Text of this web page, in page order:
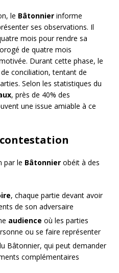
le Bâtonnier informe
ses observations. Il
mois pour rendre sa
de quatre mois
Durant cette phase, le
conciliation, tentant de
Selon les statistiques du
, près de 40% des
une issue amiable à ce
par le Bâtonnier obéit à des
, chaque partie devant avoir
de son adversaire
audience où les parties
ou se faire représenter
Bâtonnier, qui peut demander
complémentaires